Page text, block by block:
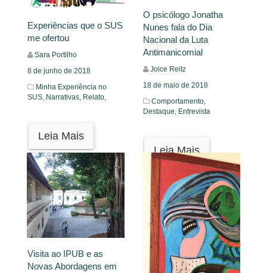
Experiências que o SUS
me ofertou
Sara Portilho
8 de junho de 2018
Minha Experiência no
SUS, Narrativas, Relato,
Leia Mais
O psicólogo Jonatha
Nunes fala do Dia
Nacional da Luta
Antimanicomial
Joice Reitz
18 de maio de 2018
Comportamento,
Destaque, Entrevista
Leia Mais
Visita ao IPUB e as
Novas Abordagens em